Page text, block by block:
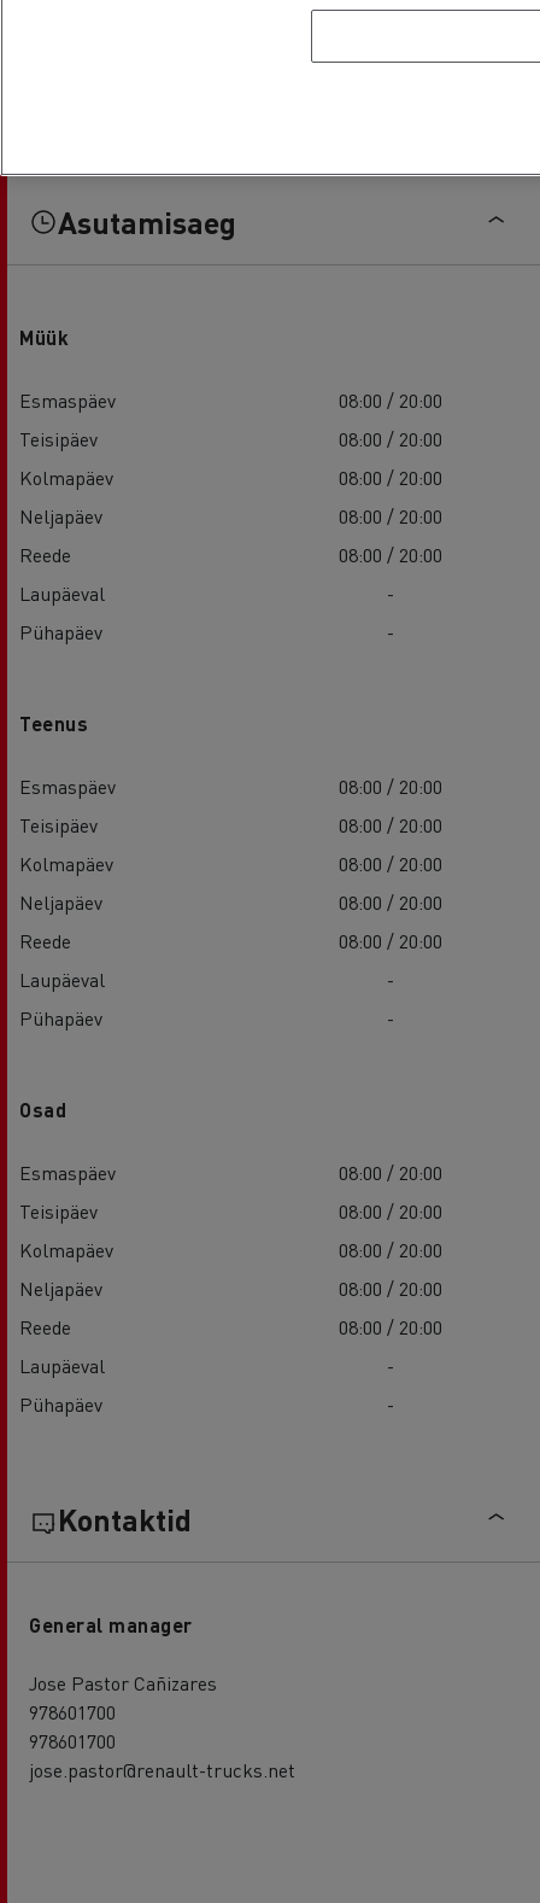
Asutamisaeg
Müük
Esmaspäev
08:00 / 20:00
Teisipäev
08:00 / 20:00
Kolmapäev
08:00 / 20:00
Neljapäev
08:00 / 20:00
Reede
08:00 / 20:00
Laupäeval
-
Pühapäev
-
Teenus
Esmaspäev
08:00 / 20:00
Teisipäev
08:00 / 20:00
Kolmapäev
08:00 / 20:00
Neljapäev
08:00 / 20:00
Reede
08:00 / 20:00
Laupäeval
-
Pühapäev
-
Osad
Esmaspäev
08:00 / 20:00
Teisipäev
08:00 / 20:00
Kolmapäev
08:00 / 20:00
Neljapäev
08:00 / 20:00
Reede
08:00 / 20:00
Laupäeval
-
Pühapäev
-
Kontaktid
General manager
Jose Pastor Cañizares
978601700
978601700
jose.pastor@renault-trucks.net